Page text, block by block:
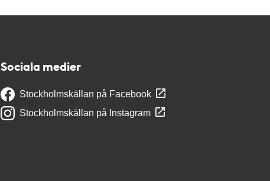
Sociala medier
Stockholmskällan på Facebook
Stockholmskällan på Instagram